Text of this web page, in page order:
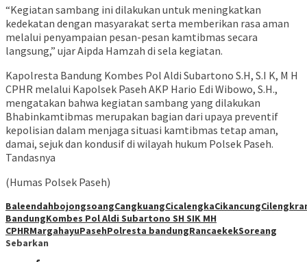
“Kegiatan sambang ini dilakukan untuk meningkatkan
kedekatan dengan masyarakat serta memberikan rasa aman
melalui penyampaian pesan-pesan kamtibmas secara
langsung,” ujar Aipda Hamzah di sela kegiatan.
Kapolresta Bandung Kombes Pol Aldi Subartono S.H, S.I K, M H
CPHR melalui Kapolsek Paseh AKP Hario Edi Wibowo, S.H.,
mengatakan bahwa kegiatan sambang yang dilakukan
Bhabinkamtibmas merupakan bagian dari upaya preventif
kepolisian dalam menjaga situasi kamtibmas tetap aman,
damai, sejuk dan kondusif di wilayah hukum Polsek Paseh.
Tandasnya
(Humas Polsek Paseh)
BaleendahbojongsoangCangkuangCicalengkaCikancung
BandungKombes Pol Aldi Subartono SH SIK MH
CPHRMargahayuPasehPolresta bandungRancaekekSoreang
Sebarkan